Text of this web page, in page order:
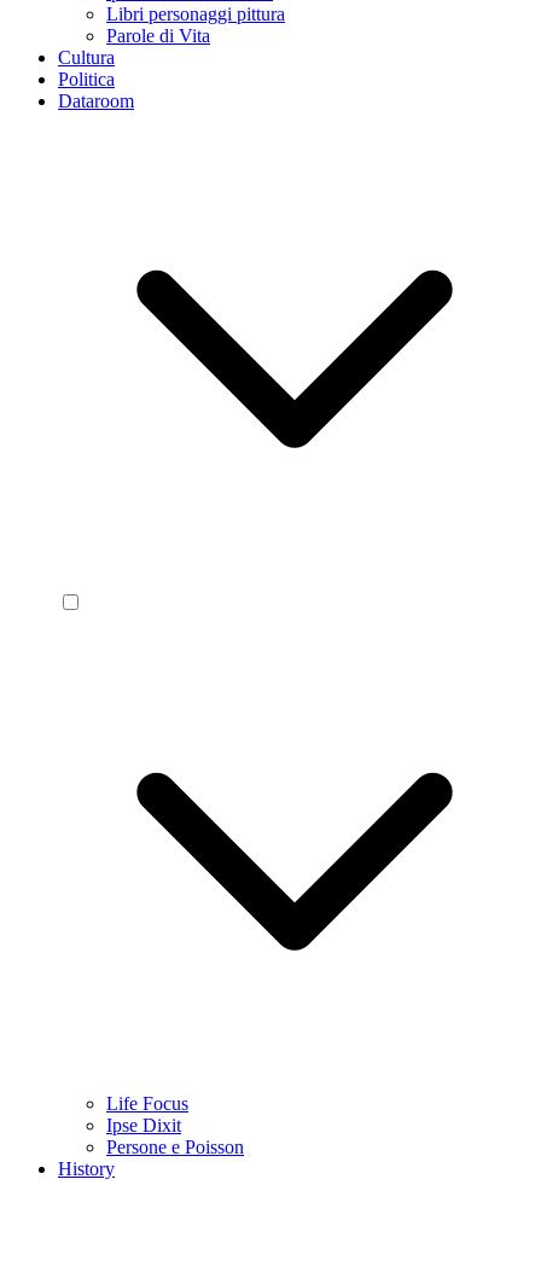
Libri personaggi pittura
Parole di Vita
Cultura
Politica
Dataroom
Life Focus
Ipse Dixit
Persone e Poisson
History